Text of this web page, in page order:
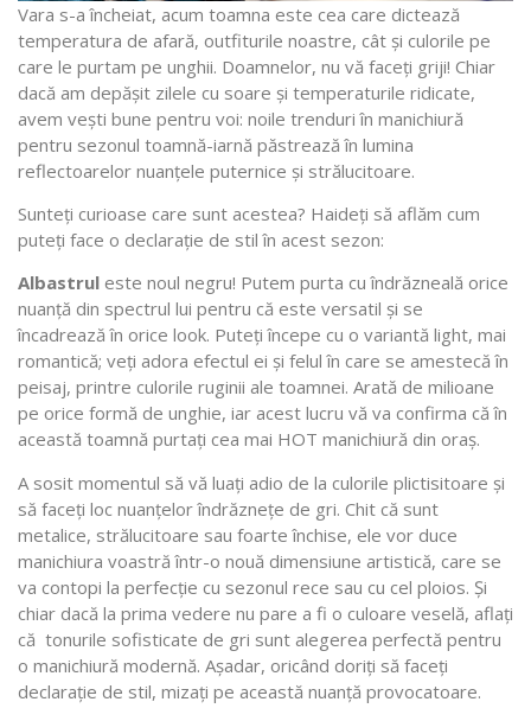
Vara s-a încheiat, acum toamna este cea care dictează
temperatura de afară, outfiturile noastre, cât și culorile pe
care le purtam pe unghii. Doamnelor, nu vă faceți griji! Chiar
dacă am depășit zilele cu soare și temperaturile ridicate,
avem vești bune pentru voi: noile trenduri în manichiură
pentru sezonul toamnă-iarnă păstrează în lumina
reflectoarelor nuanțele puternice și strălucitoare.
Sunteți curioase care sunt acestea? Haideți să aflăm cum
puteți face o declarație de stil în acest sezon:
Albastrul este noul negru! Putem purta cu îndrăzneală orice
nuanță din spectrul lui pentru că este versatil și se
încadrează în orice look. Puteți începe cu o variantă light, mai
romantică; veți adora efectul ei și felul în care se amestecă în
peisaj, printre culorile ruginii ale toamnei. Arată de milioane
pe orice formă de unghie, iar acest lucru vă va confirma că în
această toamnă purtați cea mai HOT manichiură din oraș.
A sosit momentul să vă luați adio de la culorile plictisitoare și
să faceți loc nuanțelor îndrăznețe de gri. Chit că sunt
metalice, strălucitoare sau foarte închise, ele vor duce
manichiura voastră într-o nouă dimensiune artistică, care se
va contopi la perfecție cu sezonul rece sau cu cel ploios. Și
chiar dacă la prima vedere nu pare a fi o culoare veselă, aflați
că tonurile sofisticate de gri sunt alegerea perfectă pentru
o manichiură modernă. Așadar, oricând doriți să faceți
declarație de stil, mizați pe această nuanță provocatoare.